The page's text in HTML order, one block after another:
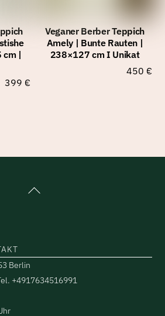
cm |
399 €
Veganer Berber Teppich
Amely | Bunte Rauten |
238×127 cm I Unikat
450 €
Back
Berlin
+4917634516991